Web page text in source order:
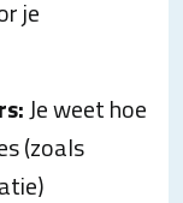
je
Je weet hoe
(zoals